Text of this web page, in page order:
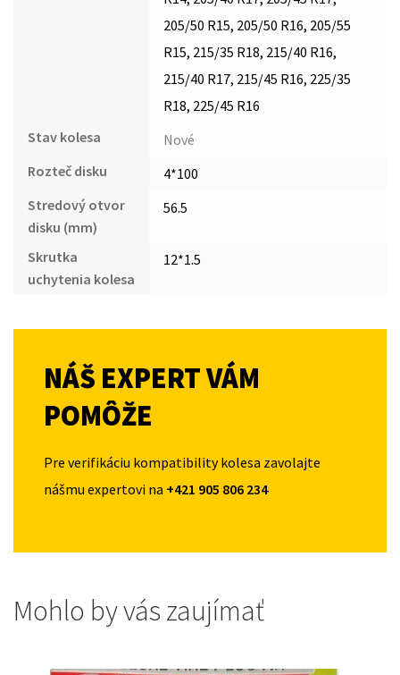
205/50 R15, 205/50 R16, 205/55
R15, 215/35 R18, 215/40 R16,
215/40 R17, 215/45 R16, 225/35
R18, 225/45 R16
Stav kolesa
Nové
Rozteč disku
4*100
Stredový otvor
disku (mm)
56.5
Skrutka
uchytenia kolesa
12*1.5
NÁŠ EXPERT VÁM
POMÔŽE
Pre verifikáciu kompatibility kolesa zavolajte
nášmu expertovi na +421 905 806 234
Mohlo by vás zaujímať